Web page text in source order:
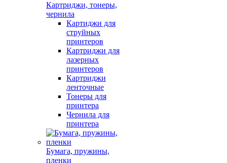
Картриджи, тонеры,
чернила
Картиджи для
струйных
принтеров
Картриджи для
лазерных
принтеров
Картриджи
ленточные
Тонеры для
принтера
Чернила для
принтера
Бумага, пружины,
пленки